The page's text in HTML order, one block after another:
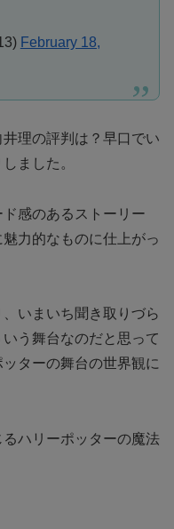
February 18,
理の評判は？早口でい
ました。
感のあるストーリー
力的なものに仕上がっ
いまいち聞き取りづら
う舞台なのだと思って
ターの舞台の世界観に
ハリーポッターの魔法